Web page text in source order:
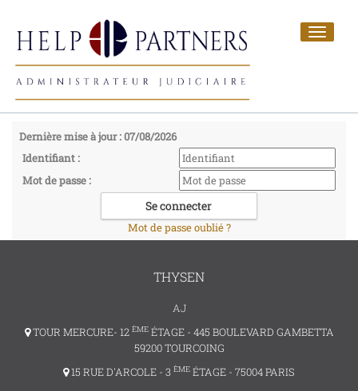
Toggle
Dernière mise à jour : 07/08/2026
Identifiant :
Mot de passe :
Mot de passe oublié ?
THYSEN
AJ
TOUR MERCURE- 12 ÈMEÉTAGE - 445 BOULEVARD GAMBETTA
59200 TOURCOING
15 RUE D'ARCOLE - 3 ÈME ÉTAGE - 75004 PARIS